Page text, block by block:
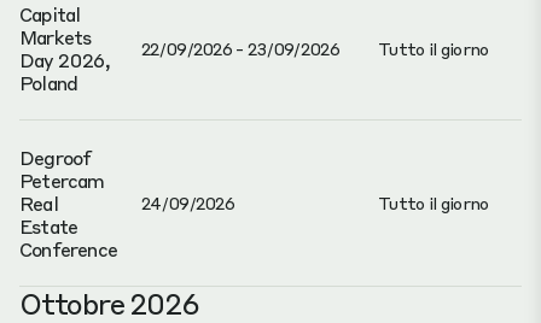
Capital
Markets
Day 2026,
Poland
22/09/2026 - 23/09/2026 Tutto il giorno
Degroof
Petercam
Real
Estate
Conference
24/09/2026 Tutto il giorno
Ottobre 2026